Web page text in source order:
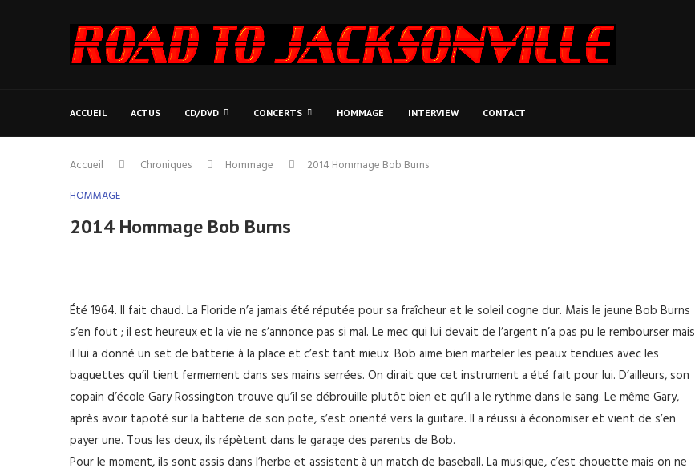
ACCUEIL ACTUS CD/DVD CONCERTS HOMMAGE INTERVIEW CONTACT
Accueil Chroniques Hommage
2014 Hommage Bob Burns
HOMMAGE
2014 Hommage Bob Burns
Été 1964. Il fait chaud. La Floride n’a jamais été réputée pour sa fraîcheur et le soleil cogne dur. Mais le jeune Bob Burns
s’en fout ; il est heureux et la vie ne s’annonce pas si mal. Le mec qui lui devait de l’argent n’a pas pu le rembourser mais
il lui a donné un set de batterie à la place et c’est tant mieux. Bob aime bien marteler les peaux tendues avec les
baguettes qu’il tient fermement dans ses mains serrées. On dirait que cet instrument a été fait pour lui. D’ailleurs, son
copain d’école Gary Rossington trouve qu’il se débrouille plutôt bien et qu’il a le rythme dans le sang. Le même Gary,
après avoir tapoté sur la batterie de son pote, s’est orienté vers la guitare. Il a réussi à économiser et vient de s’en
payer une. Tous les deux, ils répètent dans le garage des parents de Bob.
Pour le moment, ils sont assis dans l’herbe et assistent à un match de baseball. La musique, c’est chouette mais on ne